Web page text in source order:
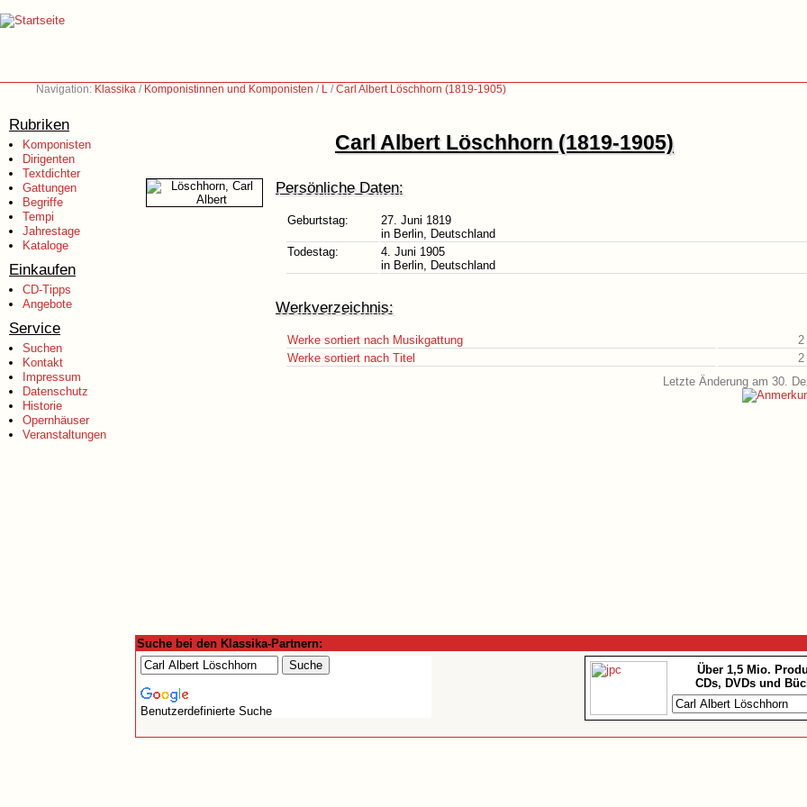
Navigation: Klassika / Komponistinnen und Komponisten / L /Carl Albert Löschhorn (1819-1905)
Rubriken
Komponisten
Dirigenten
Textdichter
Gattungen
Begriffe
Tempi
Jahrestage
Kataloge
Einkaufen
CD-Tipps
Angebote
Service
Suchen
Kontakt
Impressum
Datenschutz
Historie
Opernhäuser
Veranstaltungen
Carl Albert Löschhorn (1819-1905)
Persönliche Daten:
Geburtstag:
27. Juni 1819
in Berlin, Deutschland
Todestag:
4. Juni 1905
in Berlin, Deutschland
Werkverzeichnis:
Werke sortiert nach Musikgattung
2
Werke sortiert nach Titel
2
Letzte Änderung am 30.
Suche bei den Klassika-Partnern:
Benutzerdefinierte Suche
Über 1,5 Mio.
CDs, DVDs und